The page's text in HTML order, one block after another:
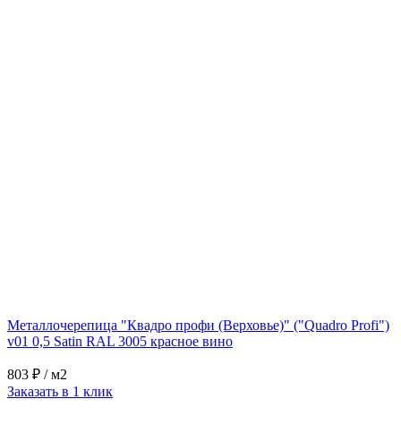
Металлочерепица "Квадро профи (Верховье)" ("Quadro Profi")
v01 0,5 Satin RAL 3005 красное вино
803 ₽ / м2
Заказать в 1 клик